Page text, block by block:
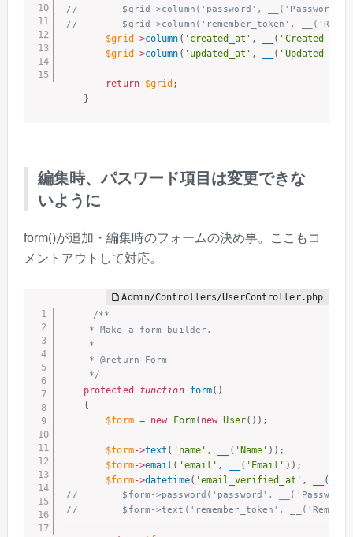
//        $grid->column('password',
//        $grid->column('remember_token',
$grid ->column ( 'created_at' , ( 'Created at'
$grid ->column ( 'updated_at' , ( 'Updated at'
return $grid ;
}
編集時、パスワード項目は変更できな
いように
form()が追加・編集時のフォームの決め事。ここもコ
メントアウトして対応。
/**
     * Make a form builder.
     *
     * @return Form
     */
protected
function form( )
{
$form = new Form( new User( ) ) ;
$form->text ( 'name' , ( 'Name' ) ) ;
$form->email ( 'email' , ( 'Email' ) ) ;
$form->datetime( 'email_verified_at' , (
//        $form->password('password',
//        $form->text('remember_token',